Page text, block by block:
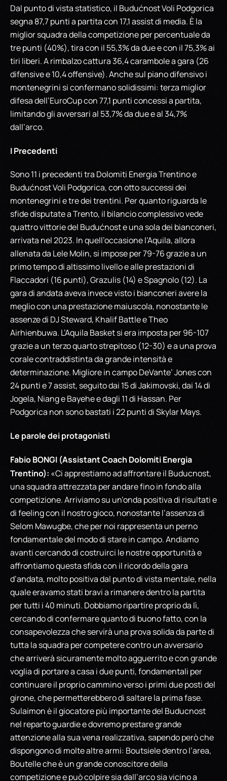
Dal punto di vista statistico, il Budućnost Voli Podgorica
segna 87,7 punti a partita con 17,1 assist di media. È la
miglior squadra della competizione per percentuale da
tre punti (40%), tira con il 55,3% da due e con il 75,3% ai
tiri liberi. A rimbalzo cattura 36,4 carambole a gara (26
difensive e 10,4 offensive). Anche sul piano difensivo i
montenegrini si confermano solidissimi: terza miglior
difesa dell’EuroCup con 77,1 punti concessi a partita,
limitando gli avversari al 53,7% da due e al 34,7%
dall’arco.
I Precedenti
Sono 11 i precedenti tra Dolomiti Energia Trentino e
Budućnost Voli Podgorica, con otto successi dei
montenegrini e tre dei trentini. Per quanto riguarda le
sfide disputate a Trento, il bilancio complessivo vede
quattro vittorie del Budućnost e una sola dei bianconeri,
arrivata nel 2023. In quell’occasione l’Aquila, allora
allenata da Lele Molin, si impose per 79-76 grazie a un
primo tempo di altissimo livello e alle prestazioni di
Flaccadori (16 punti), Grazulis (14) e Spagnolo (12). La
gara di andata aveva invece visto i bianconeri avere la
meglio con una prestazione maiuscola, nonostante le
assenze di DJ Steward, Khalif Battle e Theo
Airhienbuwa. L’Aquila Basket si era imposta per 96-107
grazie a un terzo quarto strepitoso (12-30) e a una prova
corale contraddistinta da grande intensità e
determinazione. Migliore in campo DeVante’ Jones con
24 punti e 7 assist, seguito dai 15 di Jakimovski, dai 14 di
Jogela, Niang e Bayehe e dagli 11 di Hassan. Per
Podgorica non sono bastati i 22 punti di Skylar Mays.
Le parole dei protagonisti
Fabio BONGI (Assistant Coach Dolomiti Energia
Trentino): «Ci apprestiamo ad affrontare il Buducnost,
una squadra attrezzata per andare fino in fondo alla
competizione. Arriviamo su un’onda positiva di risultati e
di feeling con il nostro gioco, nonostante l’assenza di
Selom Mawugbe, che per noi rappresenta un perno
fondamentale del modo di stare in campo. Andiamo
avanti cercando di costruirci le nostre opportunità e
affrontiamo questa sfida con il ricordo della gara
d’andata, molto positiva dal punto di vista mentale, nella
quale eravamo stati bravi a rimanere dentro la partita
per tutti i 40 minuti. Dobbiamo ripartire proprio da lì,
cercando di confermare quanto di buono fatto, con la
consapevolezza che servirà una prova solida da parte di
tutta la squadra per competere contro un avversario
che arriverà sicuramente molto agguerrito e con grande
voglia di portare a casa i due punti, fondamentali per
continuare il proprio cammino verso i primi due posti del
girone, che permetterebbero di saltare la prima fase.
Sulaimon è il giocatore più importante del Buducnost
nel reparto guardie e dovremo prestare grande
attenzione alla sua vena realizzativa, sapendo però che
dispongono di molte altre armi: Boutsiele dentro l’area,
Boutelle che è un grande conoscitore della
competizione e può colpire sia dall’arco sia vicino a